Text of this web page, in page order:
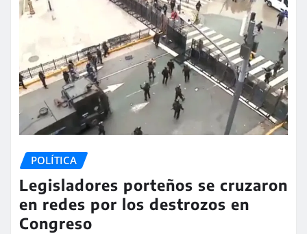
POLÍTICA
Legisladores porteños se cruzaron
en redes por los destrozos en
Congreso